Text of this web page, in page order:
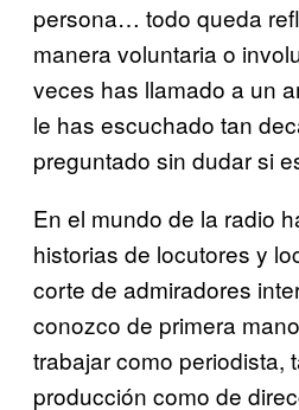
persona… todo queda
manera voluntaria o
veces has llamado a un
le has escuchado tan
preguntado sin dudar si
En el mundo de la radio
historias de locutores y
corte de admiradores
conozco de primera
trabajar como periodista,
producción como de